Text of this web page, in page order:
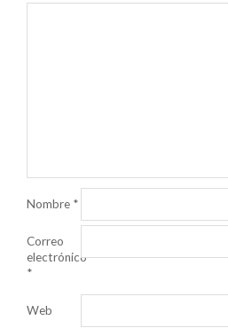
Nombre *
Correo
electrónico
*
Web